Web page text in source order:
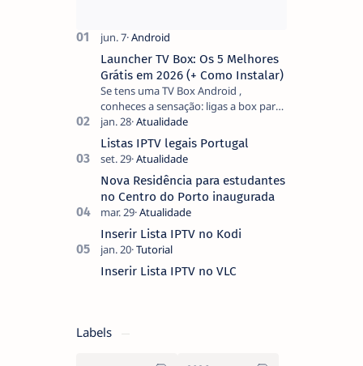
Launcher TV Box: Os 5 Melhores
Grátis em 2026 (+ Como Instalar)
Se tens uma TV Box Android ,
conheces a sensação: ligas a box para
ver um filme e o ecrã inicial está
coberto de sugestões que não
pediste, ban…
Listas IPTV legais Portugal
Nova Residência para estudantes
no Centro do Porto inaugurada
Inserir Lista IPTV no Kodi
Inserir Lista IPTV no VLC
Labels